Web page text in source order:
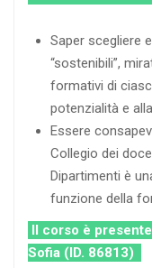
Saper scegliere
“sostenibili”,
formativi di
potenzialità e
Essere
Collegio dei
Dipartimenti è
funzione della
Il corso è
Sofia (ID. 86813)